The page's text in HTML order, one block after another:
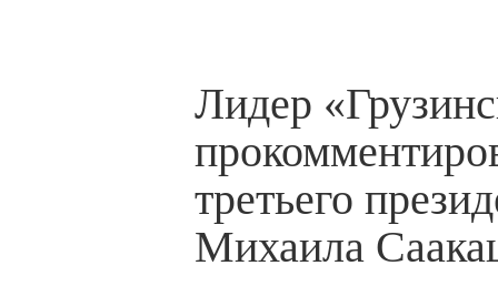
Лидер
третьего
Михаила